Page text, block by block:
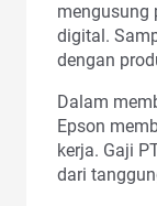
mengusung
digital.
dengan
Dalam
Epson
kerja. Gaji
dari